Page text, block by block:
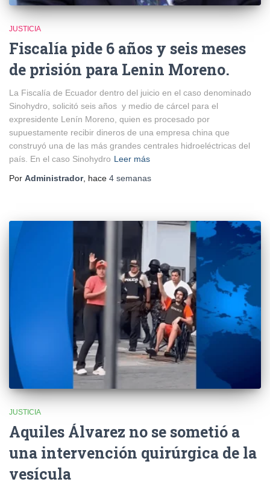
JUSTICIA
Fiscalía pide 6 años y seis meses
de prisión para Lenin Moreno.
La Fiscalía de Ecuador dentro del juicio en el caso denominado
Sinohydro, solicitó seis años y medio de cárcel para el
expresidente Lenín Moreno, quien es procesado por
supuestamente recibir dineros de una empresa china que
construyó una de las más grandes centrales hidroeléctricas del
país. En el caso Sinohydro Leer más
Por Administrador, hace 4 semanas
JUSTICIA
Aquiles Álvarez no se sometió a
una intervención quirúrgica de la
vesícula